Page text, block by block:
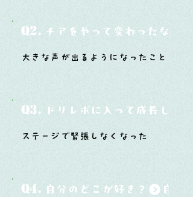
Q2. チアをやって変わったなと思
大きな声が出るようになったこと
Q3. ドリレボに入って成長した
ステージで緊張しなくなった
Q4. 自分のどこが好き？